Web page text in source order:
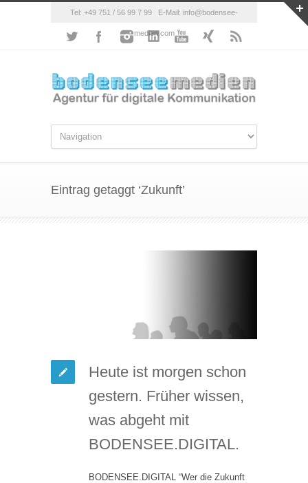
Tel: +49 751 / 56 99 7 99 E-Mail: info@bodensee-
medien.com
Eintrag getaggt ‘Zukunft’
Heute ist morgen schon
gestern. Früher wissen,
was abgeht mit
BODENSEE.DIGITAL.
BODENSEE.DIGITAL “Wer die Zukunft